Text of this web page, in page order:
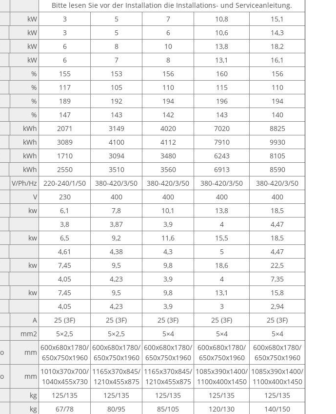
Bitte lesen Sie vor der Installation die Installations- und Serviceanleitung.
kW 3 5 7 10,8
15,1
kW 3 5 6 10,6
14,3
kW 6 8 10 13,8
18,2
kW 6 7 8 13,1 16,1
% 155 153 156 160
156
% 117 105 110 115 110
% 189 192 194 196
194
% 147 143 142 143 140
kWh 2071 3149 4020 7020
8825
kWh 3089 4100 4112 7910 9930
kWh 1710 3094 3480 6243
8105
kWh 2550 3510 3560 6913
8590
V/Ph/Hz 220-240/1/50 380-420/3/50 380-420/3/50 380-420/3/50
380-420/3/50
V 230 400 400 400
400
kw 6,1 7,8 10,1 13,8
18,5
3,8 3,87 3,9 4
4,47
kw 6,5 9,2 11,6 15,5
18,5
4,61 4,38 4,3 5
4,47
kw 7,45 9,5 9,8 18,6
22,5
4,05 4,23 3,9 4
7,35
kw 7,45 9,5 9,8 13,1
15,8
4,05 4,23 3,9 3
2,94
A 25 (3F) 25 (3F) 25 (3F) 25 (3F)
25 (3F)
mm2 5×2,5 5×2,5 5×4 5×4
5×4
mm
600x680x1780/
650x750x1960
600x680x1780/
650x750x1960
600x680x1780/
650x750x1960
600x680x1780/
650x750x1960
600x680x1780/
650x750x1960
mm
1010x370x700/
1040x455x730
1165x370x845/
1210x455x875
1165x370x845/
1210x455x875
1085x390x1400/
1100x400x1450
1085x390x1400/
1100x400x1450
kg 125/135 125/135 125/135 125/135
125/135
kg 67/78 80/95 85/105 120/130 140/150